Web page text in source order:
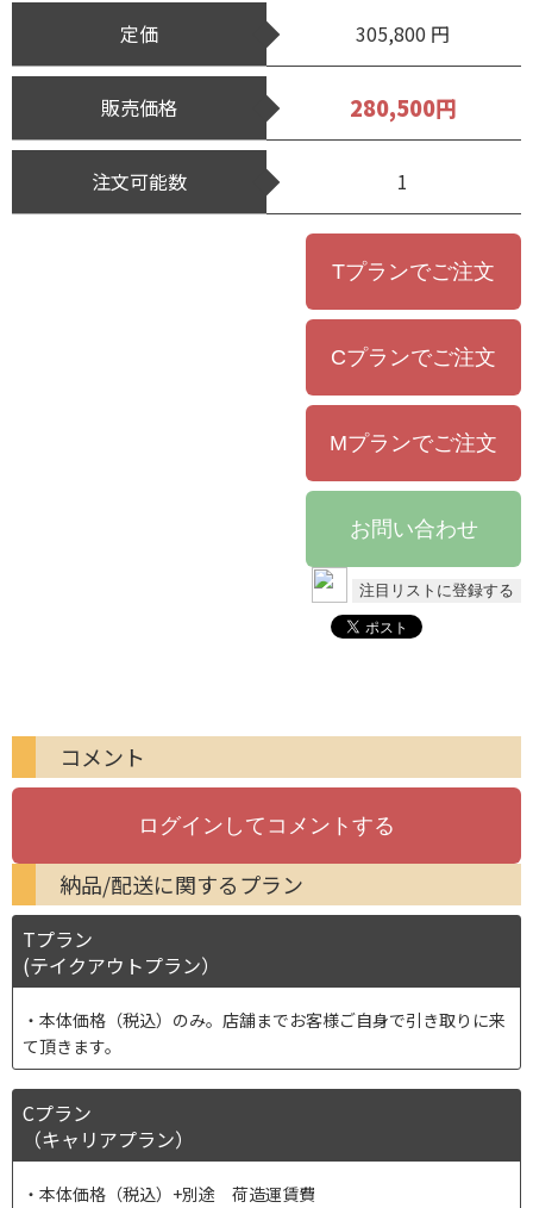
定価 305,800 円
販売価格 280,500円
注文可能数 1
コメント
納品/配送に関するプラン
Tプラン
(テイクアウトプラン）
本体価格（税込）のみ。店舗までお客様ご自身で引き取りに来
て頂きます。
Cプラン
（キャリアプラン）
本体価格（税込）+別途 荷造運賃費